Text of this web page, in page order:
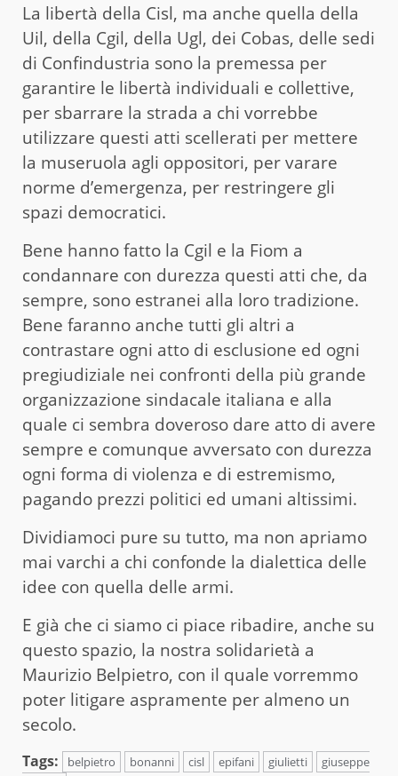
La libertà della Cisl, ma anche quella della
Uil, della Cgil, della Ugl, dei Cobas, delle sedi
di Confindustria sono la premessa per
garantire le libertà individuali e collettive,
per sbarrare la strada a chi vorrebbe
utilizzare questi atti scellerati per mettere
la museruola agli oppositori, per varare
norme d’emergenza, per restringere gli
spazi democratici.
Bene hanno fatto la Cgil e la Fiom a
condannare con durezza questi atti che, da
sempre, sono estranei alla loro tradizione.
Bene faranno anche tutti gli altri a
contrastare ogni atto di esclusione ed ogni
pregiudiziale nei confronti della più grande
organizzazione sindacale italiana e alla
quale ci sembra doveroso dare atto di avere
sempre e comunque avversato con durezza
ogni forma di violenza e di estremismo,
pagando prezzi politici ed umani altissimi.
Dividiamoci pure su tutto, ma non apriamo
mai varchi a chi confonde la dialettica delle
idee con quella delle armi.
E già che ci siamo ci piace ribadire, anche su
questo spazio, la nostra solidarietà a
Maurizio Belpietro, con il quale vorremmo
poter litigare aspramente per almeno un
secolo.
Tags: belpietro bonanni cisl epifani giulietti
giuseppe